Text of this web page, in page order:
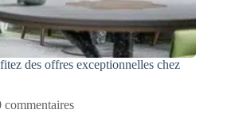
des offres exceptionnelles chez
commentaires